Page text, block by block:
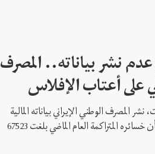
نشر بياناته.. المصرف
على أعتاب الإفلاس
المصرف الوطني الإيراني بياناته المالية
لعام 2020، التي أفادت بأن خسائره المتراكمة العام الماضي بلغت 67523